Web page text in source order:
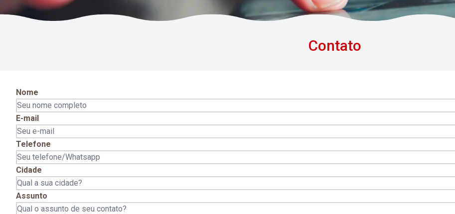
Contato
Nome
E-mail
Telefone
Cidade
Assunto